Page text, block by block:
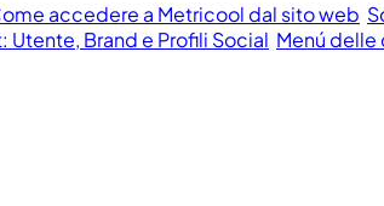
accedere a Metricool dal sito web
Brand e Profili Social Menú delle